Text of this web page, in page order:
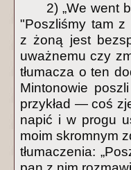
2) „We went
"Poszliśmy tam z
z żoną jest
uważnemu czy
tłumacza o ten
Mintonowie
przykład — coś
napić i w progu
moim skromnym
tłumaczenia: